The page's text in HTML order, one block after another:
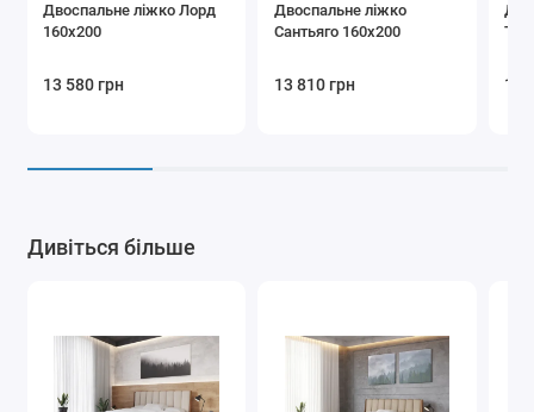
Двоспальне ліжко Лорд
160х200
13 580 грн
Двоспальне ліжко
Сантьяго 160х200
13 810 грн 15
Дивіться більше